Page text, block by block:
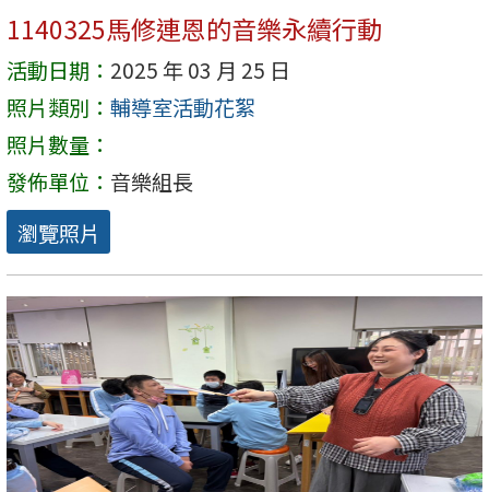
1140325馬修連恩的音樂永續行動
活動日期： 2025 年 03 月 25 日
照片類別： 輔導室活動花絮
照片數量：
發佈單位： 音樂組長
瀏覽照片